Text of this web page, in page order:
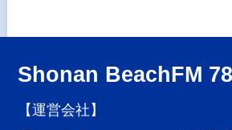
Shonan BeachFM
【運営会社】